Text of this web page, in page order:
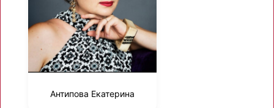
Антипова Екатерина